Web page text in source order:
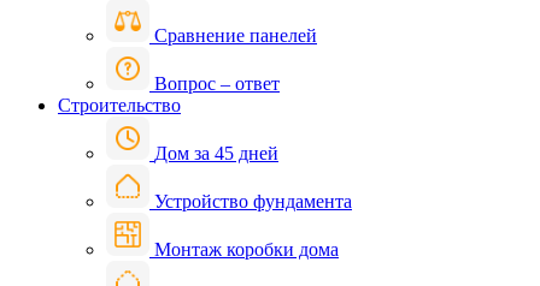
Сравнение панелей
Вопрос – ответ
Строительство
Дом за 45 дней
Устройство фундамента
Монтаж коробки дома